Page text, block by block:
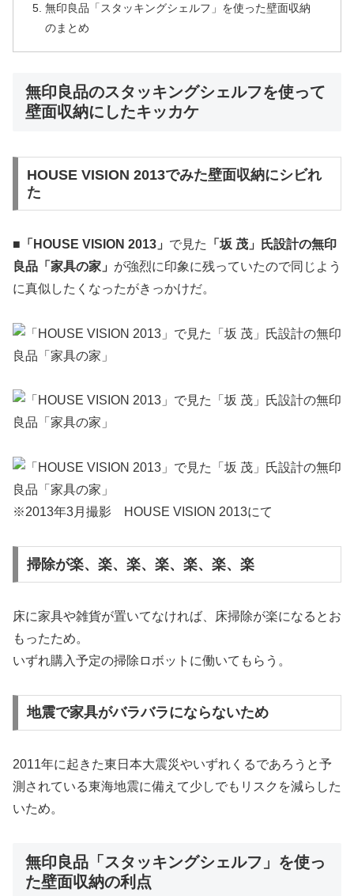
無印良品「スタッキングシェルフ」を使った壁面収納
のまとめ
無印良品のスタッキングシェルフを使って
壁面収納にしたキッカケ
HOUSE VISION 2013でみた壁面収納にシビれ
た
■ 「HOUSE VISION 2013」 で見た
「坂 茂」氏設計の無印
良品「家具の家」 が強烈に印象に残っていたので同じよう
に真似したくなったがきっかけだ。
※2013年3月撮影 HOUSE VISION 2013にて
掃除が楽、楽、楽、楽、楽、楽、楽
床に家具や雑貨が置いてなければ、床掃除が楽になるとお
もったため。
いずれ購入予定の掃除ロボットに働いてもらう。
地震で家具がバラバラにならないため
2011年に起きた東日本大震災やいずれくるであろうと予
測されている東海地震に備えて少しでもリスクを減らした
いため。
無印良品「スタッキングシェルフ」を使っ
た壁面収納の利点